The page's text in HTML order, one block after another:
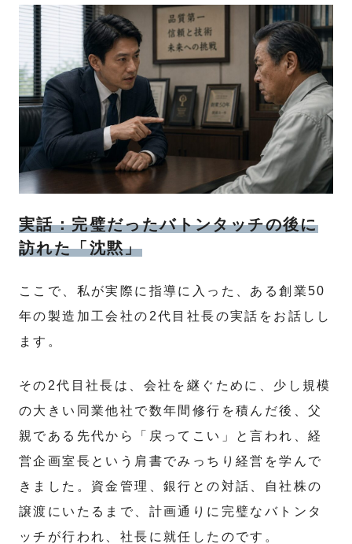
実話：完璧だったバトンタッチの後に
訪れた「沈黙」
ここで、私が実際に指導に入った、ある創業50
年の製造加工会社の2代目社長の実話をお話しし
ます。
その2代目社長は、会社を継ぐために、少し規模
の大きい同業他社で数年間修行を積んだ後、父
親である先代から「戻ってこい」と言われ、経
営企画室長という肩書でみっちり経営を学んで
きました。資金管理、銀行との対話、自社株の
譲渡にいたるまで、計画通りに完璧なバトンタ
ッチが行われ、社長に就任したのです。